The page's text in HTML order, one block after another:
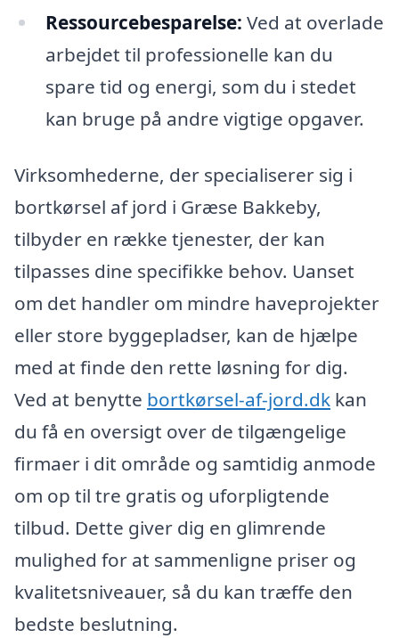
Ressourcebesparelse: Ved at overlade
arbejdet til professionelle kan du
spare tid og energi, som du i stedet
kan bruge på andre vigtige opgaver.
Virksomhederne, der specialiserer sig i
bortkørsel af jord i Græse Bakkeby,
tilbyder en række tjenester, der kan
tilpasses dine specifikke behov. Uanset
om det handler om mindre haveprojekter
eller store byggepladser, kan de hjælpe
med at finde den rette løsning for dig.
Ved at benytte bortkørsel-af-jord.dk kan
du få en oversigt over de tilgængelige
firmaer i dit område og samtidig anmode
om op til tre gratis og uforpligtende
tilbud. Dette giver dig en glimrende
mulighed for at sammenligne priser og
kvalitetsniveauer, så du kan træffe den
bedste beslutning.